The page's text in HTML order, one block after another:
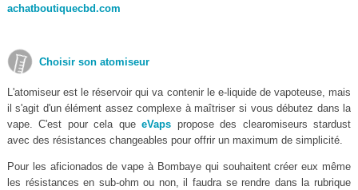
achatboutiquecbd.com
Choisir son atomiseur
L'atomiseur est le réservoir qui va contenir le e-liquide de vapoteuse, mais
il s'agit d'un élément assez complexe à maîtriser si vous débutez dans la
vape. C'est pour cela queeVaps propose des clearomiseurs stardust
avec des résistances changeables pour offrir un maximum de simplicité.
Pour les aficionados de vape à Bombaye qui souhaitent créer eux même
les résistances en sub-ohm ou non, il faudra se rendre dans la rubrique